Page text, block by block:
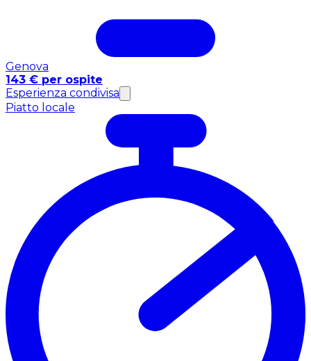
Genova
143 € per ospite
Esperienza condivisa
Piatto locale